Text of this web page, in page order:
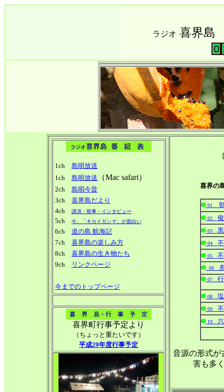
ラジオ 喜界
1ch 島唄放送
1ch 島唄放送 （Mac safari）
2ch 島唄今昔
3ch 喜界島だより
4ch
講演・祭事・インタビュー
5ch 今、「キカイガシマ」が面白い
6ch 道の島 航海記
7ch 喜界島の楽しみ方
8ch 喜界島の生き物たち
9ch
リンクページ
今までのトップページ
喜界町行事予定より
（ちょっと重たいです）
平成29年度行事予定
喜界の
01朝
02
03
04
05
06
07
08
09
10
音源の形式が
害も多